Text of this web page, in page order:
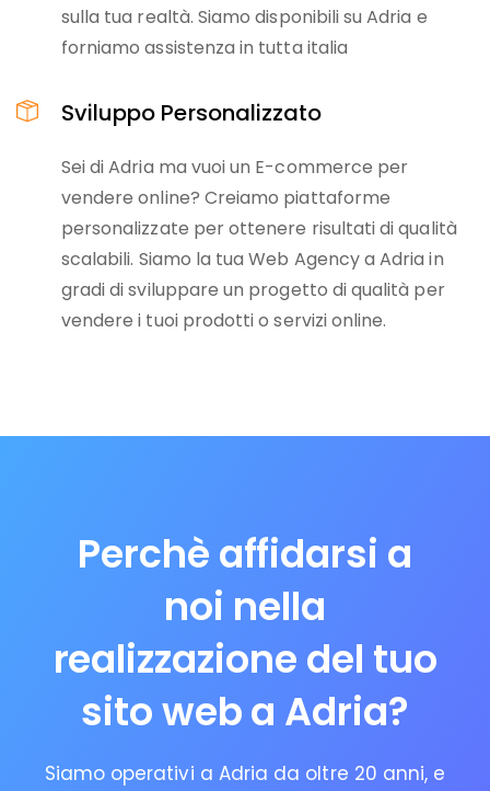
sulla tua realtà. Siamo disponibili su Adria e
forniamo assistenza in tutta italia
Sviluppo Personalizzato
Sei di Adria ma vuoi un E-commerce per
vendere online? Creiamo piattaforme
personalizzate per ottenere risultati di qualità
scalabili. Siamo la tua Web Agency a Adria in
gradi di sviluppare un progetto di qualità per
vendere i tuoi prodotti o servizi online.
Perchè affidarsi a
noi nella
realizzazione del tuo
sito web a Adria?
Siamo operativi a Adria da oltre 20 anni, e